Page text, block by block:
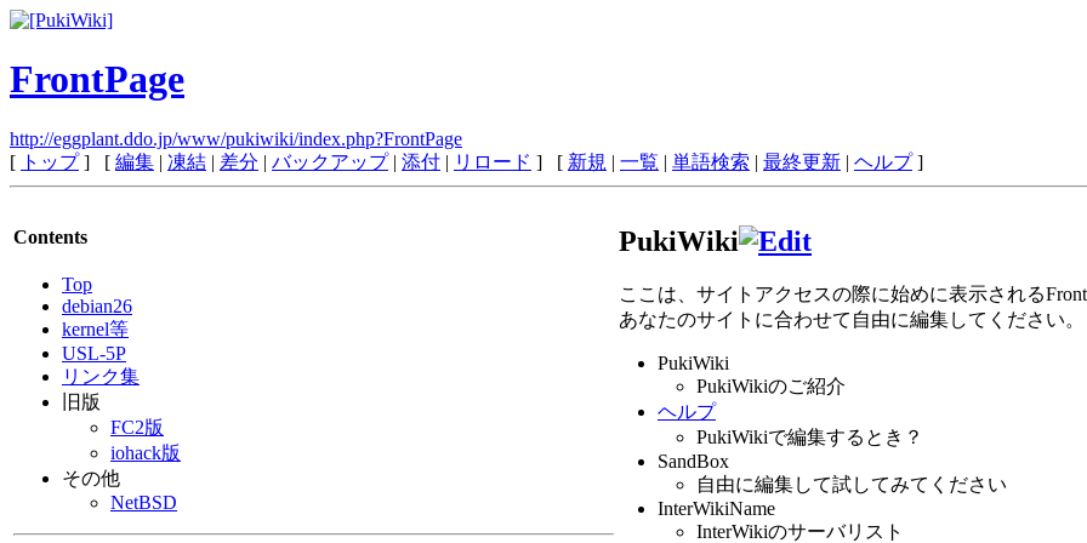
FrontPage
http://eggplant.ddo.jp/www/pukiwiki/index.php?FrontPage
[ トップ] [ 編集 | 凍結 | 差分 | バックアップ| 添付 | リロード ] [ 新規 | 一覧 | 単語検索 | 最終更新 | ヘルプ]
Contents
Top
debian26
kernel等
USL-5P
リンク集
旧版
FC2版
iohack版
その他
NetBSD
PukiWiki
ここは、サイトアクセスの際に始めに表示される
あなたのサイトに合わせて自由に編集してください。
PukiWiki
PukiWikiのご紹介
ヘルプ
PukiWikiで編集するとき？
SandBox
自由に編集して試してみてください
InterWikiName
InterWikiのサーバリスト